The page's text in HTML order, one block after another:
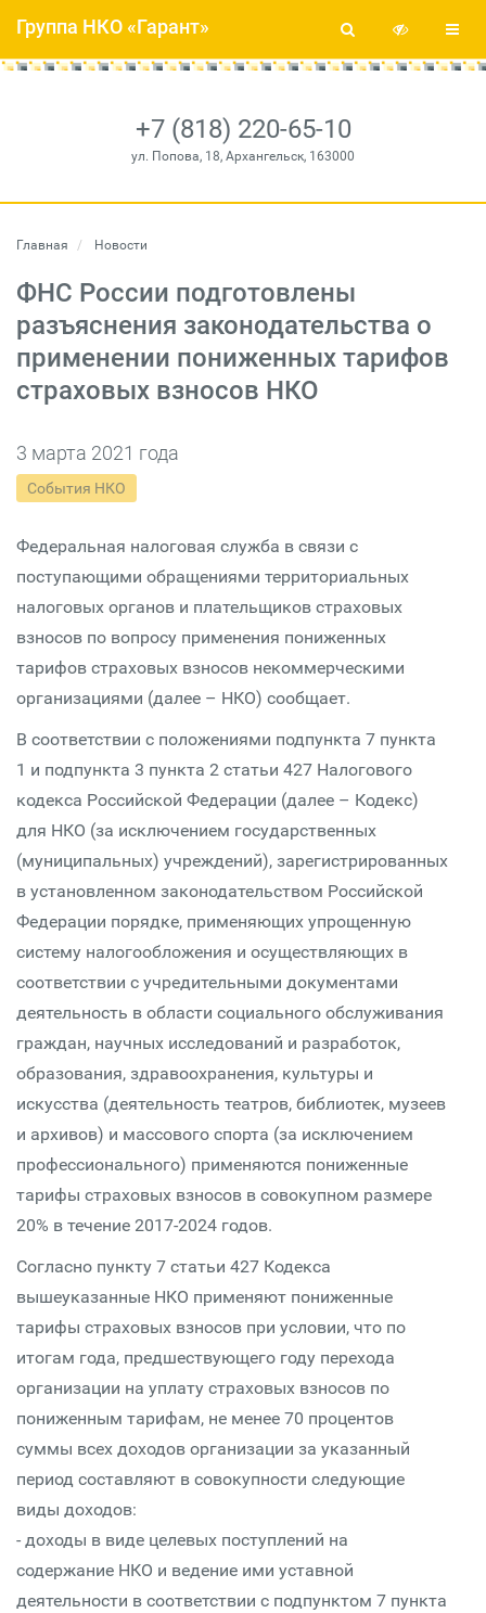
+7 (818) 220-65-10
ул. Попова, 18, Архангельск, 163000
Группа НКО «Гарант»
Главная Новости
ФНС России подготовлены
разъяснения законодательства о
применении пониженных тарифов
страховых взносов НКО
3 марта 2021 года
События НКО
Федеральная налоговая служба в связи с
поступающими обращениями территориальных
налоговых органов и плательщиков страховых
взносов по вопросу применения пониженных
тарифов страховых взносов некоммерческими
организациями (далее – НКО) сообщает.
В соответствии с положениями подпункта 7 пункта
1 и подпункта 3 пункта 2 статьи 427 Налогового
кодекса Российской Федерации (далее – Кодекс)
для НКО (за исключением государственных
(муниципальных) учреждений), зарегистрированных
в установленном законодательством Российской
Федерации порядке, применяющих упрощенную
систему налогообложения и осуществляющих в
соответствии с учредительными документами
деятельность в области социального обслуживания
граждан, научных исследований и разработок,
образования, здравоохранения, культуры и
искусства (деятельность театров, библиотек, музеев
и архивов) и массового спорта (за исключением
профессионального) применяются пониженные
тарифы страховых взносов в совокупном размере
20% в течение 2017-2024 годов.
Согласно пункту 7 статьи 427 Кодекса
вышеуказанные НКО применяют пониженные
тарифы страховых взносов при условии, что по
итогам года, предшествующего году перехода
организации на уплату страховых взносов по
пониженным тарифам, не менее 70 процентов
суммы всех доходов организации за указанный
период составляют в совокупности следующие
виды доходов:
- доходы в виде целевых поступлений на
содержание НКО и ведение ими уставной
деятельности в соответствии с подпунктом 7 пункта